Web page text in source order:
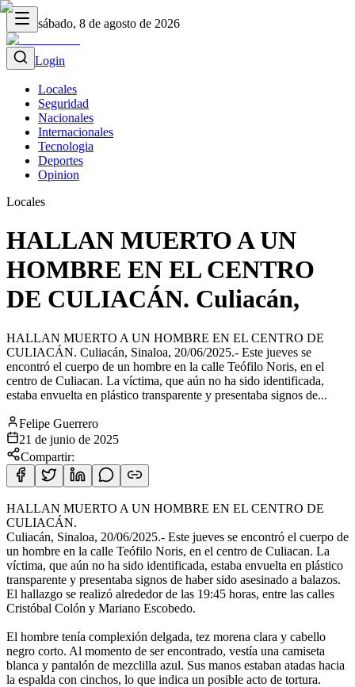
sábado, 8 de agosto de 2026
Login
Locales
Seguridad
Nacionales
Internacionales
Tecnologia
Deportes
Opinion
Locales
HALLAN MUERTO A UN
HOMBRE EN EL CENTRO
DE CULIACÁN. Culiacán,
HALLAN MUERTO A UN HOMBRE EN EL CENTRO DE
CULIACÁN. Culiacán, Sinaloa, 20/06/2025.- Este jueves se
encontró el cuerpo de un hombre en la calle Teófilo Noris, en el
centro de Culiacan. La víctima, que aún no ha sido identificada,
estaba envuelta en plástico transparente y presentaba signos de...
Felipe Guerrero
21 de junio de 2025
Compartir:
HALLAN MUERTO A UN HOMBRE EN EL CENTRO DE
CULIACÁN.
Culiacán, Sinaloa, 20/06/2025.- Este jueves se encontró el cuerpo de
un hombre en la calle Teófilo Noris, en el centro de Culiacan. La
víctima, que aún no ha sido identificada, estaba envuelta en plástico
transparente y presentaba signos de haber sido asesinado a balazos.
El hallazgo se realizó alrededor de las 19:45 horas, entre las calles
Cristóbal Colón y Mariano Escobedo.
El hombre tenía complexión delgada, tez morena clara y cabello
negro corto. Al momento de ser encontrado, vestía una camiseta
blanca y pantalón de mezclilla azul. Sus manos estaban atadas hacia
la espalda con cinchos, lo que indica un posible acto de tortura.